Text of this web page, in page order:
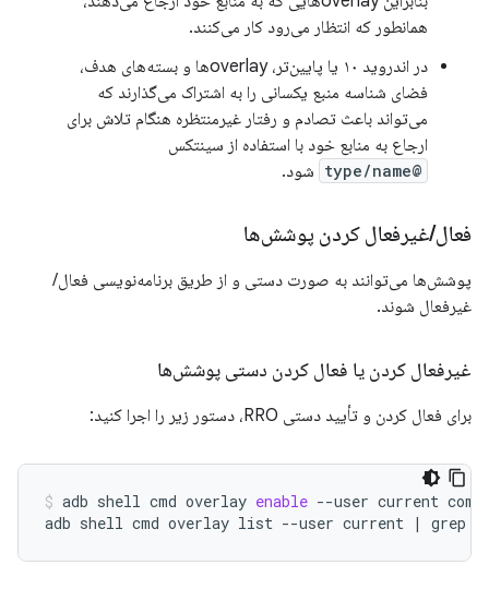
همانطور که انتظار می‌رود کار می‌کنند.
در اندروید ۱۰ یا پایین‌تر، overlayها و بسته‌های هدف،
فضای شناسه منبع یکسانی را به اشتراک می‌گذارند که
می‌تواند باعث تصادم و رفتار غیرمنتظره هنگام تلاش برای
ارجاع به منابع خود با استفاده از سینتکس
@type/name شود.
فعال/غیرفعال کردن پوشش‌ها
پوشش‌ها می‌توانند به صورت دستی و از طریق برنامه‌نویسی فعال/
غیرفعال شوند.
غیرفعال کردن یا فعال کردن دستی پوشش‌ها
برای فعال کردن و تأیید دستی RRO، دستور زیر را اجرا کنید:
adb shell cmd overlay enable --user current
adb shell cmd overlay list --user current | grep